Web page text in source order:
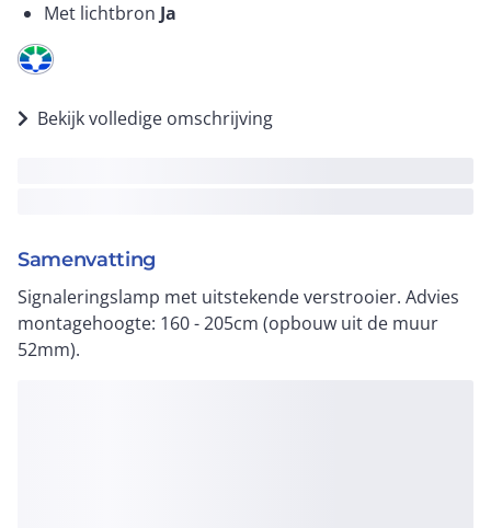
Met lichtbron Ja
Bekijk volledige omschrijving
Samenvatting
Signaleringslamp met uitstekende verstrooier. Advies
montagehoogte: 160 - 205cm (opbouw uit de muur
52mm).